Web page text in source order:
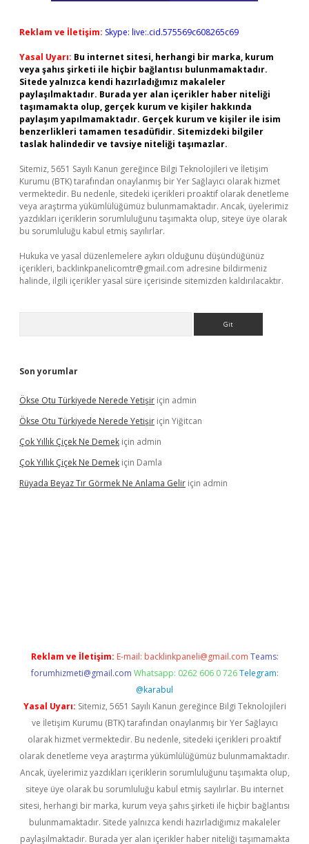
Reklam ve İletişim: Skype: live:.cid.575569c608265c69
Yasal Uyarı: Bu internet sitesi, herhangi bir marka, kurum
veya şahıs şirketi ile hiçbir bağlantısı bulunmamaktadır.
Sitede yalnızca kendi hazırladığımız makaleler
paylaşılmaktadır. Burada yer alan içerikler haber niteliği
taşımamakta olup, gerçek kurum ve kişiler hakkında
paylaşım yapılmamaktadır. Gerçek kurum ve kişiler ile isim
benzerlikleri tamamen tesadüfidir. Sitemizdeki bilgiler
taslak halindedir ve tavsiye niteliği taşımazlar.
Sitemiz, 5651 Sayılı Kanun gereğince Bilgi Teknolojileri ve İletişim
Kurumu (BTK) tarafından onaylanmış bir Yer Sağlayıcı olarak hizmet
vermektedir. Bu nedenle, sitedeki içerikleri proaktif olarak denetleme
veya araştırma yükümlülüğümüz bulunmamaktadır. Ancak, üyelerimiz
yazdıkları içeriklerin sorumluluğunu taşımakta olup, siteye üye olarak
bu sorumluluğu kabul etmiş sayılırlar.
Hukuka ve yasal düzenlemelere aykırı olduğunu düşündüğünüz
içerikleri, backlinkpanelicomtr@gmail.com adresine bildirmeniz
halinde, ilgili içerikler yasal süre içerisinde sitemizden kaldırılacaktır.
Son yorumlar
Ökse Otu Türkiyede Nerede Yetişir için admin
Ökse Otu Türkiyede Nerede Yetişir için Yiğitcan
Çok Yıllık Çiçek Ne Demek için admin
Çok Yıllık Çiçek Ne Demek için Damla
Rüyada Beyaz Tır Görmek Ne Anlama Gelir için admin
Reklam ve İletişim: E-mail: backlinkpaneli@gmail.com Teams:
forumhizmeti@gmail.com Whatsapp: 0262 606 0 726 Telegram:
@karabul
Yasal Uyarı: Sitemiz, 5651 Sayılı Kanun gereğince Bilgi Teknolojileri
ve İletişim Kurumu (BTK) tarafından onaylanmış bir Yer Sağlayıcı
olarak hizmet vermektedir. Bu nedenle, sitedeki içerikleri proaktif
olarak denetleme veya araştırma yükümlülüğümüz bulunmamaktadır.
Ancak, üyelerimiz yazdıkları içeriklerin sorumluluğunu taşımakta olup,
siteye üye olarak bu sorumluluğu kabul etmiş sayılırlar. Bu internet
sitesi, herhangi bir marka, kurum veya şahıs şirketi ile hiçbir bağlantısı
bulunmamaktadır. Sitede yalnızca kendi hazırladığımız makaleler
paylaşılmaktadır. Burada yer alan içerikler haber niteliği taşımamakta